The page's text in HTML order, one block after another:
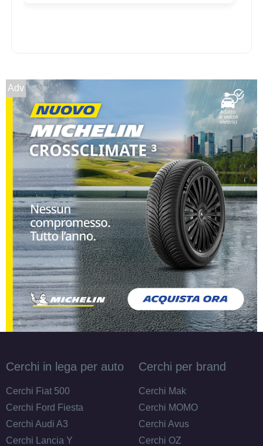
D 72db
B B 68db
C A 72db
Adv
Cerchi in lega per auto
Cerchi Fiat 500
Cerchi Ford Fiesta
Cerchi Audi A3
Cerchi Lancia Y
Cerchi per brand
Cerchi Mak
Cerchi MOMO
Cerchi Avus
Cerchi OZ